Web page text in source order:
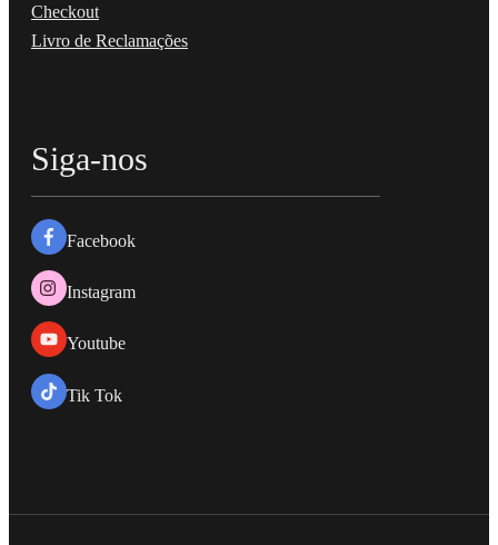
Checkout
Livro de Reclamações
Siga-nos
Facebook
Instagram
Youtube
Tik Tok